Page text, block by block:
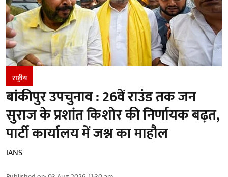
राष्ट्रीय
बांकीपुर उपचुनाव : 26वें राउंड तक जन
सुराज के प्रशांत किशोर की निर्णायक बढ़त,
पार्टी कार्यालय में जश्न का माहौल
IANS